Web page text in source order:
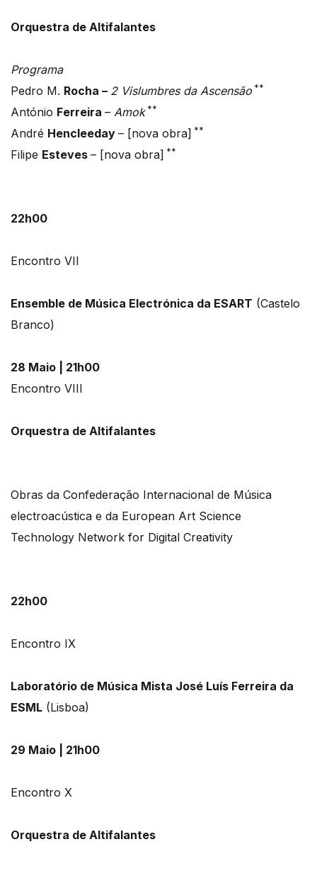
Orquestra de Altifalantes
Programa
Pedro M. Rocha – 2 Vislumbres da Ascensão **
António Ferreira – Amok **
André Hencleeday – [nova obra] **
Filipe Esteves – [nova obra] **
22h00
Encontro VII
Ensemble de Música Electrónica da ESART (Castelo
Branco)
28 Maio | 21h00
Encontro VIII
Orquestra de Altifalantes
Obras da Confederação Internacional de Música
electroacústica e da European Art Science
Technology Network for Digital Creativity
22h00
Encontro IX
Laboratório de Música Mista José Luís Ferreira da
ESML (Lisboa)
29 Maio | 21h00
Encontro X
Orquestra de Altifalantes